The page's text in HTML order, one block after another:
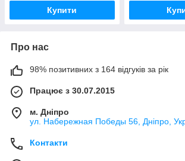
Купити
Про нас
98% позитивних з 164 відгуків за рік
Працює з 30.07.2015
м. Дніпро
ул. Набережная Победы 56, Дніпро,
Контакти